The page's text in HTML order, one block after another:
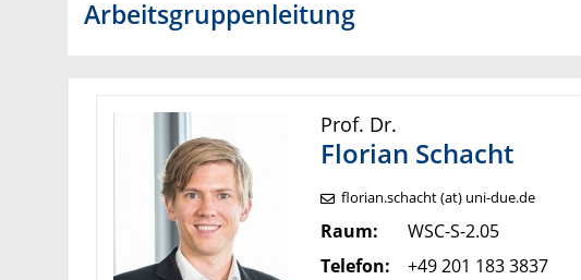
Arbeitsgruppenleitung
Prof. Dr.
Florian Schacht
florian.schacht (at) uni-due.de
Raum:
WSC-S-2.05
Telefon:
+49 201 183 3837